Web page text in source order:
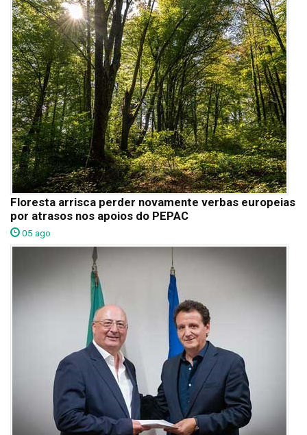
Floresta arrisca perder novamente verbas europeias
por atrasos nos apoios do PEPAC
05 ago